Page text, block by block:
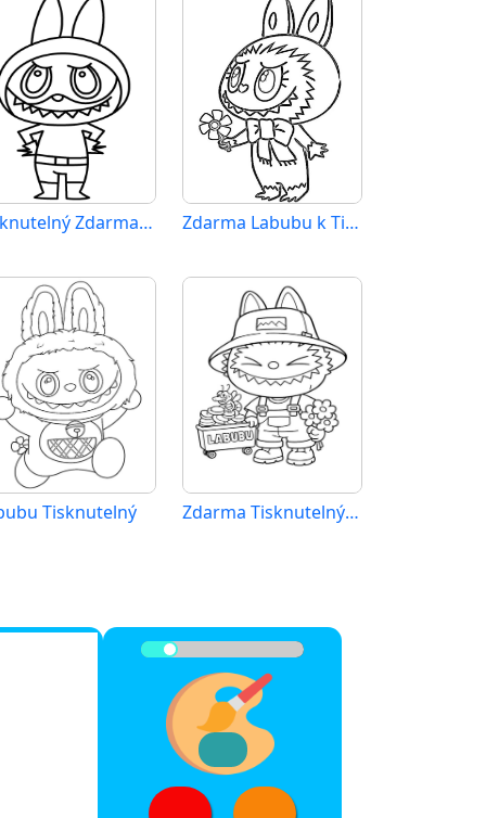
Tisknutelný Zdarma Labubu Zdarma Labubu k Tisku pro Děti
Tisknutelný Zdarma Tisknutelný Labubu